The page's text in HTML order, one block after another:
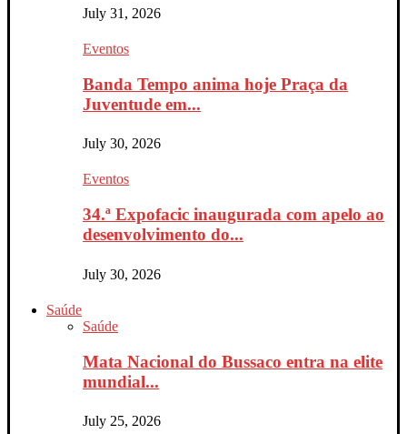
July 31, 2026
Eventos
Banda Tempo anima hoje Praça da
Juventude em...
July 30, 2026
Eventos
34.ª Expofacic inaugurada com apelo ao
desenvolvimento do...
July 30, 2026
Saúde
Saúde
Mata Nacional do Bussaco entra na elite
mundial...
July 25, 2026